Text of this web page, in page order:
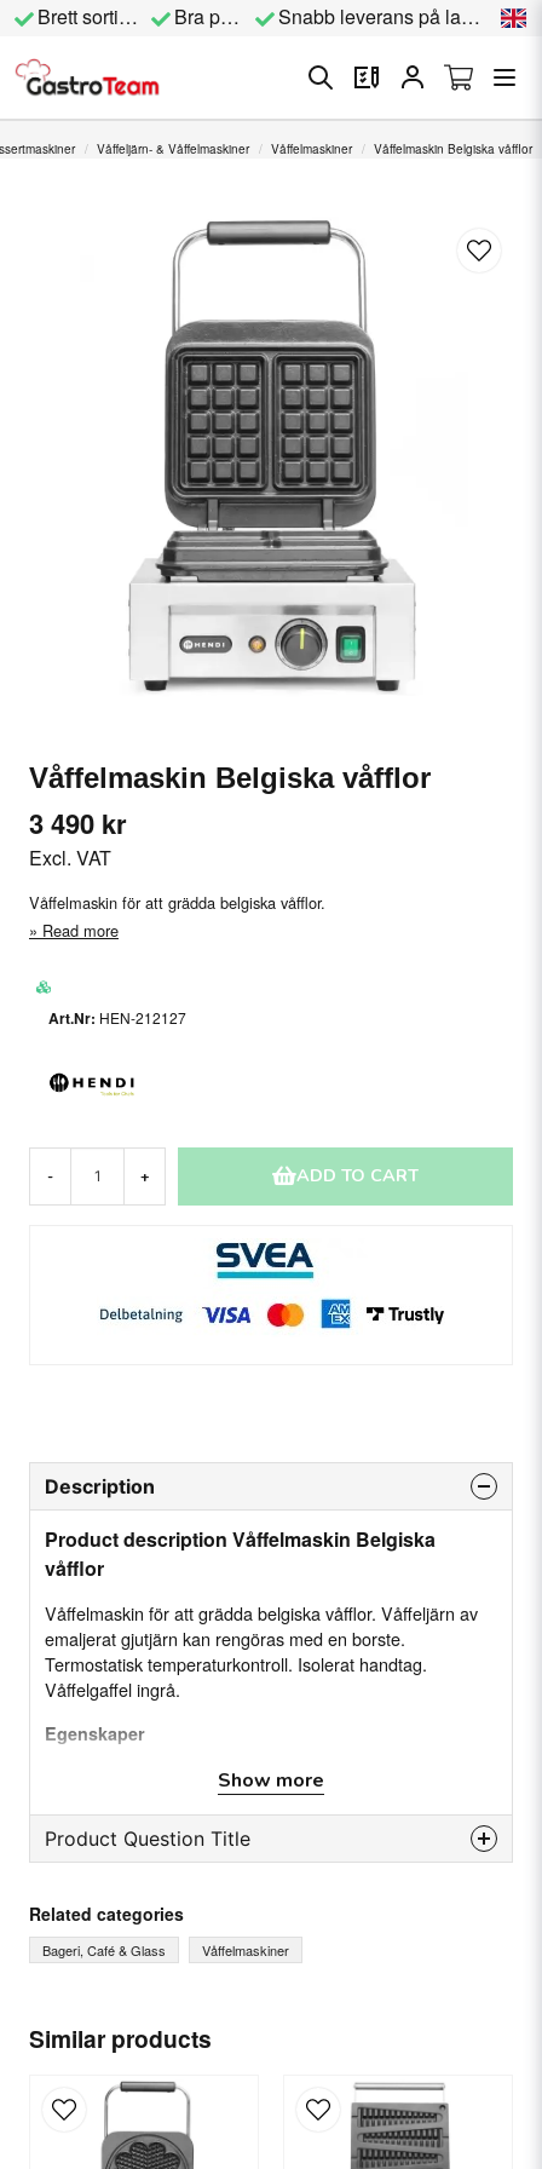
Brett sortiment Bra priser Snabb leverans på lagervara
Våffeljärn- & Våffelmaskiner Våffelmaskiner Våffelmaskin Belgiska våfflor
Våffelmaskin Belgiska våfflor
3 490 kr
Excl. VAT
Våffelmaskin för att grädda belgiska våfflor.
Read more
HEN-212127
- + ADD TO CART
Similar products
Description
Product description Våffelmaskin Belgiska
våfflor
Våffelmaskin för att grädda belgiska våfflor. Våffeljärn av
emaljerat gjutjärn kan rengöras med en borste.
Termostatisk temperaturkontroll. Isolerat handtag.
Våffelgaffel ingrå.
Egenskaper
Våffeljärn av emaljerat gjutjärn
Termostatisk temperaturkontroll
Isolerat handtag
Anslutning: 230 V
Watt: 2200 W
Mått: (BxDxH) 330x520x (h) 560 mm
Show more
Product Question Title
Ask us something about this product...
Name
email
Email
Related categories
Bageri, Café & Glass Våffelmaskiner